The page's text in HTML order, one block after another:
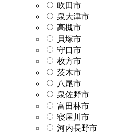
吹田市
泉大津市
高槻市
貝塚市
守口市
枚方市
茨木市
八尾市
泉佐野市
富田林市
寝屋川市
河内長野市